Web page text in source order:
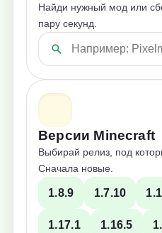
Найди нужный мод или
пару секунд.
Версии Minecraft
Выбирай релиз, под
Сначала новые.
1.8.9 1.7.10
1.17.1 1.16.5